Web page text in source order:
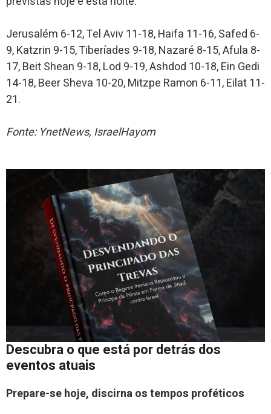
Jerusalém 6-12, Tel Aviv 11-18, Haifa 11-16, Safed 6-
9, Katzrin 9-15, Tiberíades 9-18, Nazaré 8-15, Afula 8-
17, Beit Shean 9-18, Lod 9-19, Ashdod 10-18, Ein Gedi
14-18, Beer Sheva 10-20, Mitzpe Ramon 6-11, Eilat 11-
21.
Fonte: YnetNews, IsraelHayom
Descubra o que está por detrás dos
eventos atuais
Prepare-se hoje, discirna os tempos proféticos